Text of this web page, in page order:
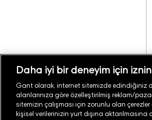
Türkiye Mağaza Bul
Daha iyi bir deneyim için
Gant olarak, internet sitemizde edindiğiniz
alanlarınıza göre özelleştirilmiş reklam/
sitemizin çalışması için zorunlu olan çerezler
kişisel verilerinizin yurt dışına aktarılmasına